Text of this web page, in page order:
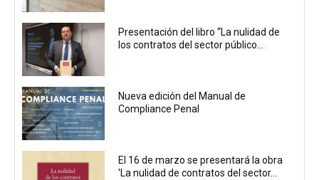
Presentación del libro “La nulidad de
los contratos del sector público...
Nueva edición del Manual de
Compliance Penal
El 16 de marzo se presentará la obra
'La nulidad de contratos del sector...